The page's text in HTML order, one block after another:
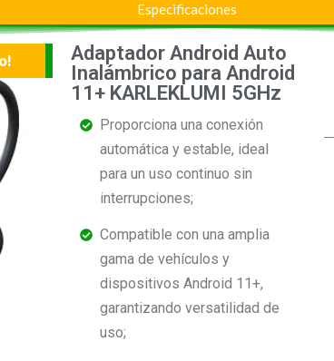
Especificaciones
Adaptador Android Auto
Inalámbrico para Android
11+ KARLEKLUMI 5GHz
Proporciona una conexión
automática y estable, ideal
para un uso continuo sin
interrupciones;
Compatible con una amplia
gama de vehículos y
dispositivos Android 11+,
garantizando versatilidad de
uso;